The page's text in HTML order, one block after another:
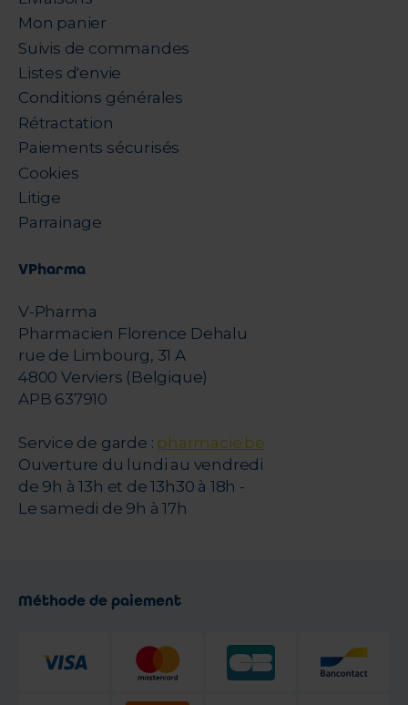
Mon panier
Suivis de commandes
Listes d'envie
Conditions générales
Rétractation
Paiements sécurisés
Cookies
Litige
Parrainage
VPharma
V-Pharma
Pharmacien Florence Dehalu
rue de Limbourg, 31 A
4800 Verviers (Belgique)
APB 637910
Service de garde : pharmacie.be
Ouverture du lundi au vendredi
de 9h à 13h et de 13h30 à 18h -
Le samedi de 9h à 17h
Méthode de paiement